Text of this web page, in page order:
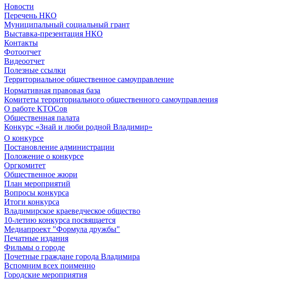
Новости
Перечень НКО
Муниципальный социальный грант
Выставка-презентация НКО
Контакты
Фотоотчет
Видеоотчет
Полезные ссылки
Территориальное общественное самоуправление
Нормативная правовая база
Комитеты территориального общественного самоуправления
О работе КТОСов
Общественная палата
Конкурс «Знай и люби родной Владимир»
О конкурсе
Постановление администрации
Положение о конкурсе
Оргкомитет
Общественное жюри
План мероприятий
Вопросы конкурса
Итоги конкурса
Владимирское краеведческое общество
10-летию конкурса посвящается
Медиапроект "Формула дружбы"
Печатные издания
Фильмы о городе
Почетные граждане города Владимира
Вспомним всех поименно
Городские мероприятия